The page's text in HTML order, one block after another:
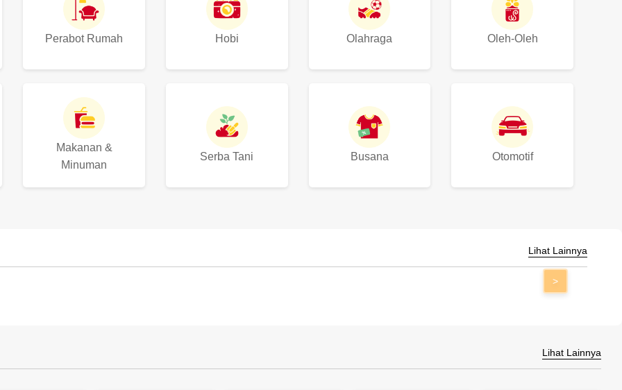
Perabot Rumah Hobi Olahraga Oleh-Oleh
Makanan &
Minuman
Serba Tani Busana Otomotif
Lihat Lainnya
>
Lihat Lainnya